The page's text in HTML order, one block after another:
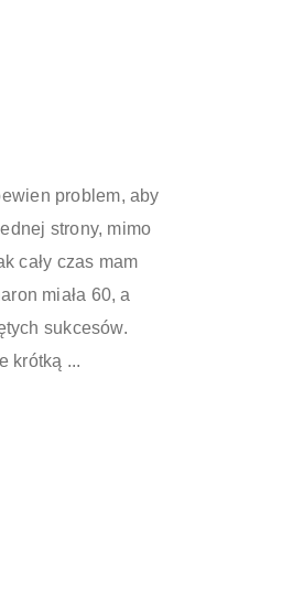
problem, aby
strony, mimo
cały czas mam
miała 60, a
sukcesów.
krótką ...